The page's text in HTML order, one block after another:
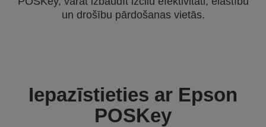
un drošību pārdošanas vietās.
Iepazīstieties ar Epson
POSKey